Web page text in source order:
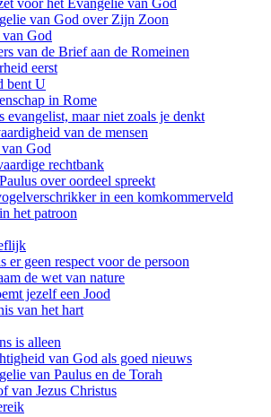
voor het Evangelie van God
van God over Zijn Zoon
God
van de Brief aan de Romeinen
eerst
bent U
in Rome
evangelist, maar niet zoals je denkt
van de mensen
God
rechtbank
over oordeel spreekt
in een komkommerveld
het patroon
er geen respect voor de persoon
de wet van nature
jezelf een Jood
van het hart
is alleen
van God als goed nieuws
van Paulus en de Torah
van Jezus Christus